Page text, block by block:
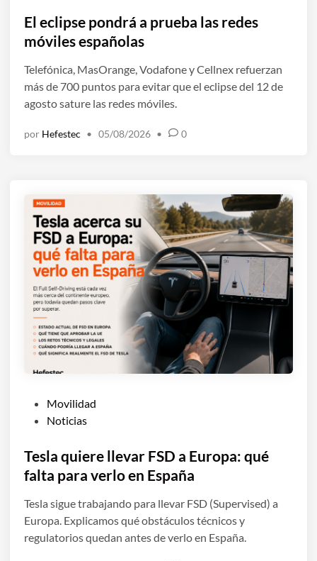
l
i
a
d
o
n
El eclipse pondrá a prueba las redes
móviles españolas
Telefónica, MasOrange, Vodafone y Cellnex refuerzan
más de 700 puntos para evitar que el eclipse del 12 de
agosto sature las redes móviles.
por Hefestec • 05/08/2026 • 0
l
i
a
d
o
Movilidad
Noticias
Tesla quiere llevar FSD a Europa: qué
falta para verlo en España
Tesla sigue trabajando para llevar FSD (Supervised) a
Europa. Explicamos qué obstáculos técnicos y
regulatorios quedan antes de verlo en España.